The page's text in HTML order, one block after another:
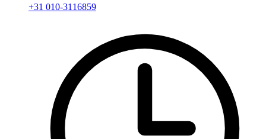
+31 010-3116859